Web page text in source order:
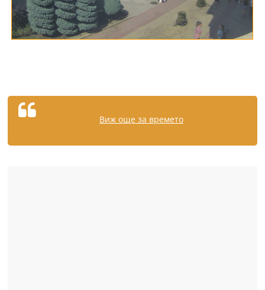
Виж още за времето